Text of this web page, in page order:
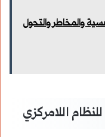
والمخاطر والتحول
اللامركزي